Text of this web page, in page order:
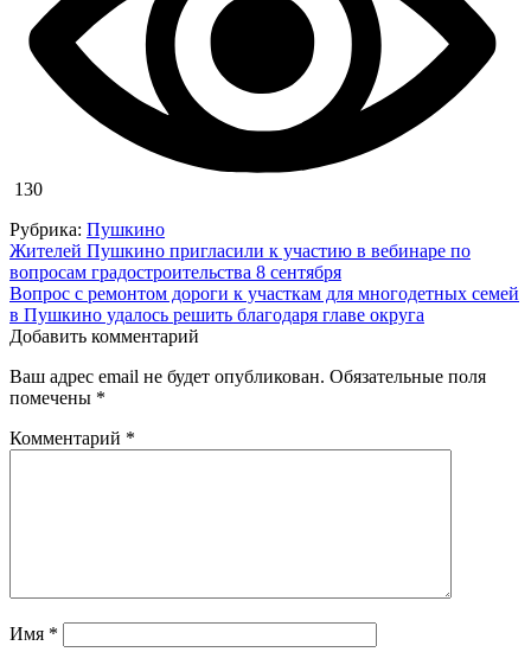
130
Рубрика: Пушкино
Навигация
по
записям
Жителей Пушкино пригласили к участию в вебинаре по
вопросам градостроительства 8 сентября
Вопрос с ремонтом дороги к участкам для многодетных семей
в Пушкино удалось решить благодаря главе округа
Добавить комментарий
Ваш адрес email не будет опубликован. Обязательные поля
помечены *
Комментарий *
Имя *